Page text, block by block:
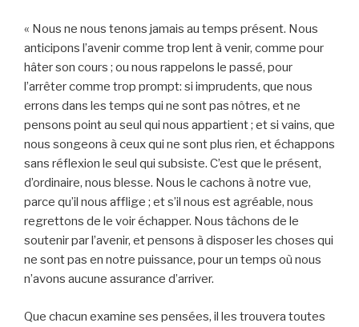
« Nous ne nous tenons jamais au temps présent. Nous
anticipons l’avenir comme trop lent à venir, comme pour
hâter son cours ; ou nous rappelons le passé, pour
l’arrêter comme trop prompt: si imprudents, que nous
errons dans les temps qui ne sont pas nôtres, et ne
pensons point au seul qui nous appartient ; et si vains, que
nous songeons à ceux qui ne sont plus rien, et échappons
sans réflexion le seul qui subsiste. C’est que le présent,
d’ordinaire, nous blesse. Nous le cachons à notre vue,
parce qu’il nous afflige ; et s’il nous est agréable, nous
regrettons de le voir échapper. Nous tâchons de le
soutenir par l’avenir, et pensons à disposer les choses qui
ne sont pas en notre puissance, pour un temps où nous
n’avons aucune assurance d’arriver.
Que chacun examine ses pensées, il les trouvera toutes